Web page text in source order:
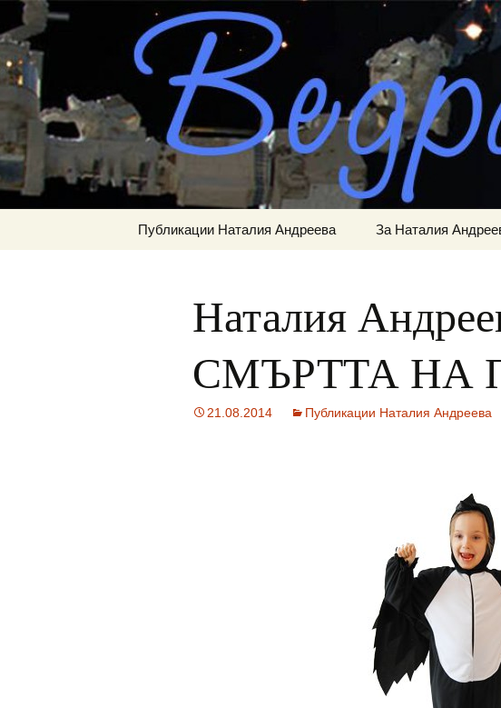
Към
съдържанието
ВЕДРА
Сайт за наука, литература и
Публикации Наталия Андреева За Наталия
Наталия
СМЪРТТА НА
21.08.2014 Публикации Наталия Андреева